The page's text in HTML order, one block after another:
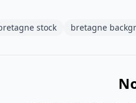
stock bretagne